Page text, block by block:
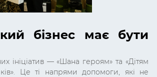
бізнес має бути
ініціатив — «Шана героям» та «Дітям
Це ті напрями допомоги, які не